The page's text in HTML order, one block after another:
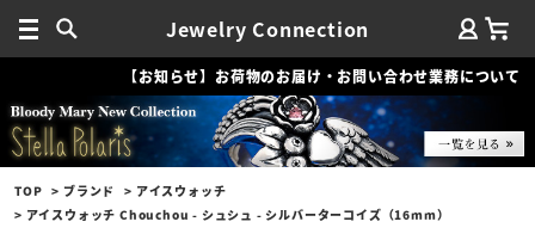
Jewelry Connection
【お知らせ】お荷物のお届け・お問い合わせ業務について
TOP ブランド
アイスウォッチ
アイスウォッチ Chouchou - シュシュ - シルバーターコイズ（16mm）